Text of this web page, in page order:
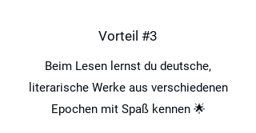
Vorteil #3
Beim Lesen lernst du deutsche,
literarische Werke aus verschiedenen
Epochen mit Spaß kennen 🌟